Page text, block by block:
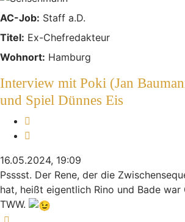
AC-Job: Staff a.D.
Titel: Ex-Chefredakteur
Wohnort: Hamburg
Interview mit Poki (Jan
und Spiel Dünnes Eis
16.05.2024, 19:09
Psssst. Der Rene, der die
hat, heißt eigentlich Rino und Bade war
TWW.